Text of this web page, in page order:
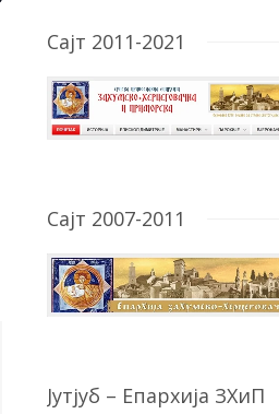
Сајт 2011-2021
Сајт 2007-2011
Јутјуб – Епархија ЗХиП